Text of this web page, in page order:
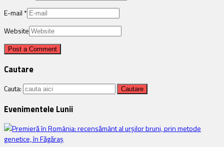
E-mail *
Website
Cautare
Cauta:
Evenimentele Lunii